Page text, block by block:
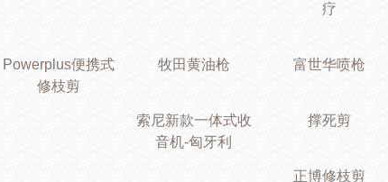
疗
Powerplus便携式
修枝剪
牧田黄油枪 富世华喷枪
索尼新款一体式收
音机-匈牙利
撑死剪
正博修枝剪